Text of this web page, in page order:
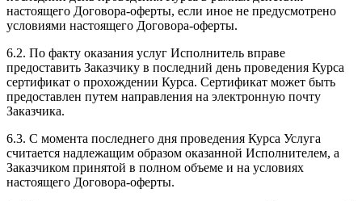
настоящего Договора-оферты, если иное не предусмотрено
условиями настоящего Договора-оферты.
6.2. По факту оказания услуг Исполнитель вправе
предоставить Заказчику в последний день проведения Курса
сертификат о прохождении Курса. Сертификат может быть
предоставлен путем направления на электронную почту
Заказчика.
6.3. С момента последнего дня проведения Курса Услуга
считается надлежащим образом оказанной Исполнителем, а
Заказчиком принятой в полном объеме и на условиях
настоящего Договора-оферты.